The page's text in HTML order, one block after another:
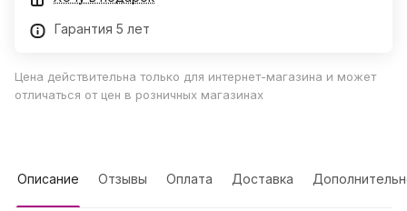
Гарантия 5 лет
Цена действительна только для интернет-магазина и может
отличаться от цен в розничных магазинах
Описание Отзывы Оплата Доставка